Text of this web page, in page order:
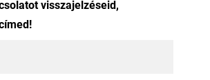
visszajelzéseid,